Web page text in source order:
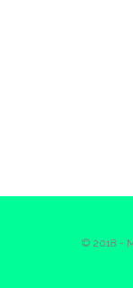
© 2018 -